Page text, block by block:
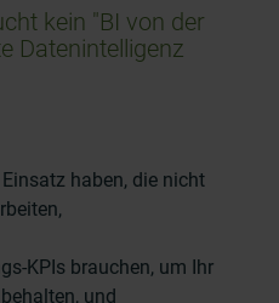
kein "BI von der
Datenintelligenz
haben, die nicht
KPIs brauchen, um Ihr
und